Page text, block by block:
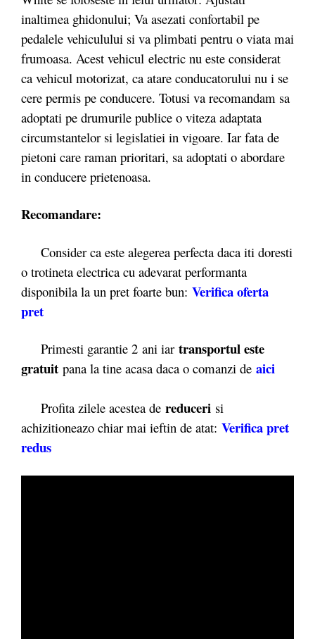
inaltimea ghidonului; Va asezati confortabil pe
pedalele vehiculului si va plimbati pentru o viata mai
frumoasa. Acest vehicul electric nu este considerat
ca vehicul motorizat, ca atare conducatorului nu i se
cere permis pe conducere. Totusi va recomandam sa
adoptati pe drumurile publice o viteza adaptata
circumstantelor si legislatiei in vigoare. Iar fata de
pietoni care raman prioritari, sa adoptati o abordare
in conducere prietenoasa.
Recomandare:
Consider ca este alegerea perfecta daca iti doresti
o trotineta electrica cu adevarat performanta
disponibila la un pret foarte bun: Verifica oferta
pret
Primesti garantie 2 ani iar transportul este
gratuit pana la tine acasa daca o comanzi de aici
Profita zilele acestea de reduceri si
achizitioneazo chiar mai ieftin de atat: Verifica pret
redus